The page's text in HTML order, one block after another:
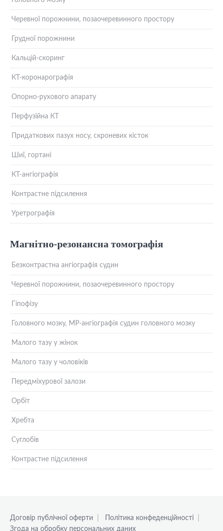
Черевної порожнини, позаочеревинного простору
Грудної порожнини
Кальцій-скоринг
КТ-коронарографія
Опорно-рухового апарату
Перфузійна КТ
Придаткових пазух носу, скроневих кісток
Шиї, гортані
КТ-ангіографія
Контрастне підсилення
Уретрографія
Магнітно-резонансна томографія
Безконтрастна ангіографія судин
Черевної порожнини, позаочеревинного простору
Гіпофізу
Головного мозку, МР-ангіографія судин головного мозку
Малого тазу у жінок
Малого тазу у чоловіків
Передміхурової залози
Орбіт
Хребта
Суглобів
Контрастне підсилення
Договір публічної оферти Політика конфеденційності
Згода на обробку персональних даних